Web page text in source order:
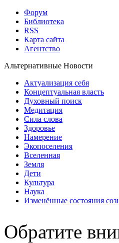
Форум
Библиотека
RSS
Карта сайта
Агентство
Альтернативные Новости
Актуализация себя
Концептуальная власть
Духовный поиск
Медитация
Сила слова
Здоровье
Намерение
Экопоселения
Вселенная
Земля
Дети
Культура
Наука
Изменённые состояния
Обратите